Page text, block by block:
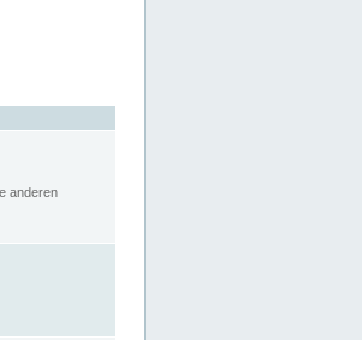
anderen